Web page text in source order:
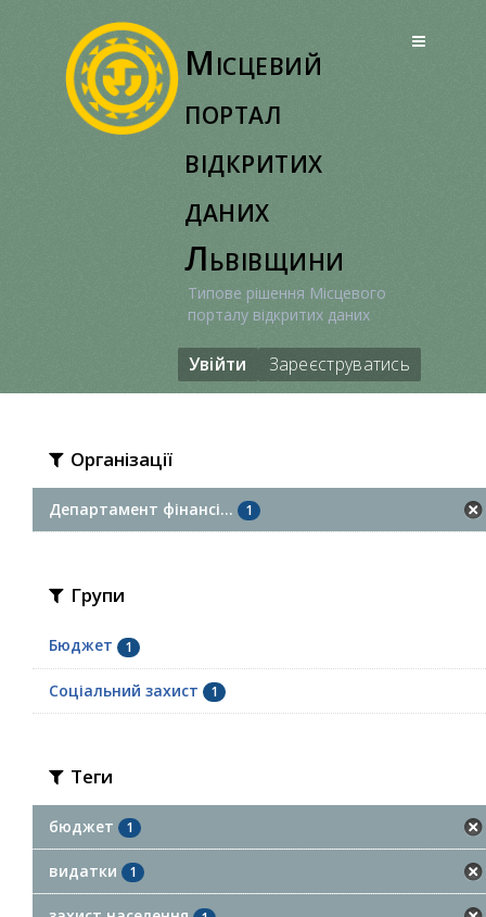
Місцевий
портал
відкритих
даних
Львівщини
Типове рішення Місцевого
порталу відкритих даних
Увійти Зареєструватись
Організації
Департамент фінансі... 1
Групи
Бюджет 1
Соціальний захист 1
Теги
бюджет 1
видатки 1